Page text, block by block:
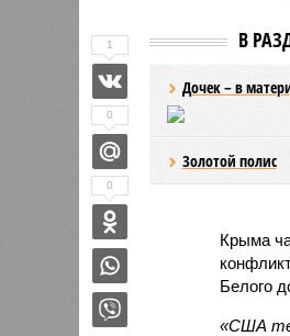
В
Дочек – в
Золотой полис
Крыма
Белого
«США
1
0
0